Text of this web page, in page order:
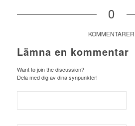
0
KOMMENTARER
Lämna en kommentar
Want to join the discussion?
Dela med dig av dina synpunkter!